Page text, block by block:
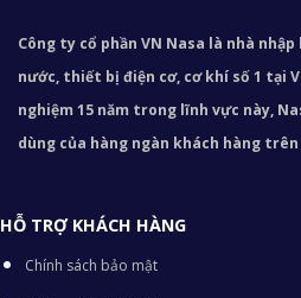
Công ty cổ phần VN Nasa là nhà
nước, thiết bị điện cơ, cơ khí số 1 tại
nghiệm 15 năm trong lĩnh vực này,
dùng của hàng ngàn khách hàng
HỖ TRỢ KHÁCH HÀNG
Chính sách bảo mật